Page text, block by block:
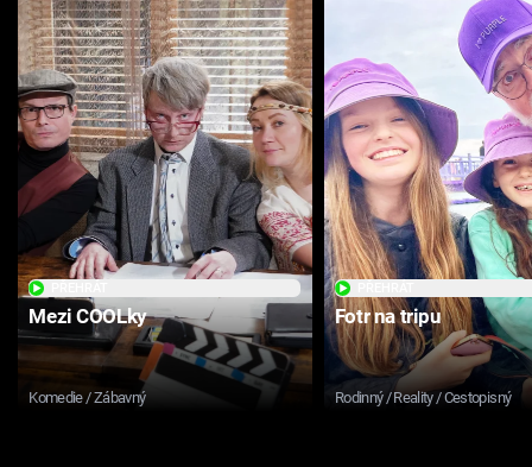
Mezi COOLky
Komedie / Zábavný
Fotr na tripu
Rodinný / Reality / Cestopisný